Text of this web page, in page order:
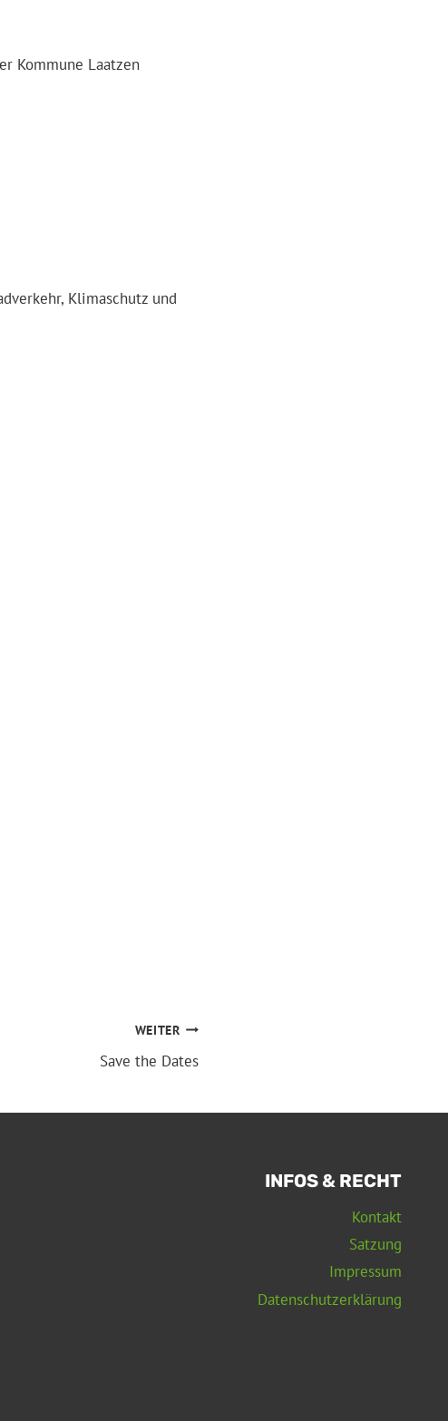
Kommune Laatzen
Klimaschutz und
WEITER
Save the Dates
INFOS & RECHT
Kontakt
Satzung
Impressum
Datenschutzerklärung